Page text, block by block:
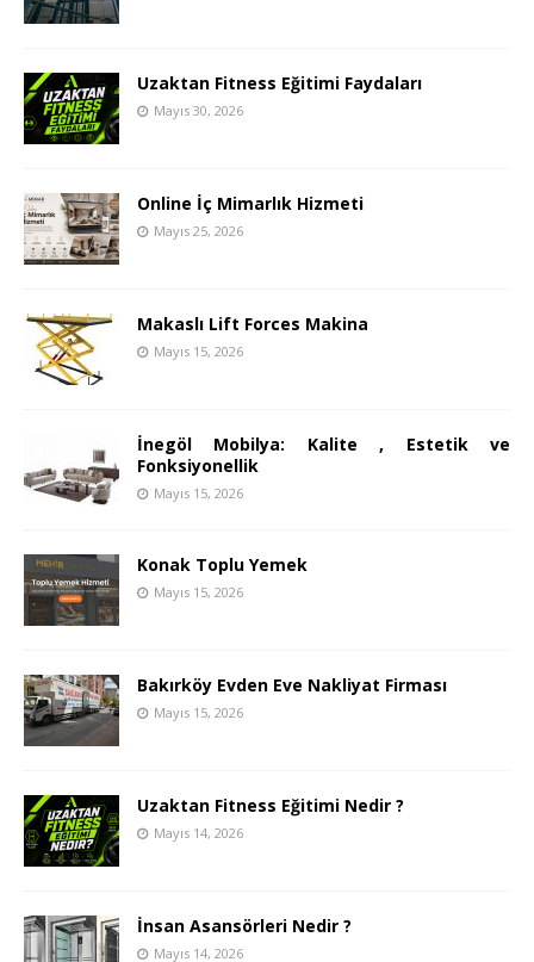
Uzaktan Fitness Eğitimi Faydaları
Mayıs 30, 2026
Online İç Mimarlık Hizmeti
Mayıs 25, 2026
Makaslı Lift Forces Makina
Mayıs 15, 2026
İnegöl Mobilya: Kalite , Estetik ve
Fonksiyonellik
Mayıs 15, 2026
Konak Toplu Yemek
Mayıs 15, 2026
Bakırköy Evden Eve Nakliyat Firması
Mayıs 15, 2026
Uzaktan Fitness Eğitimi Nedir ?
Mayıs 14, 2026
İnsan Asansörleri Nedir ?
Mayıs 14, 2026